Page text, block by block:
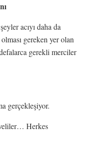
acıyı daha da
gereken yer olan
gerekli merciler
gerçekleşiyor.
Herkes